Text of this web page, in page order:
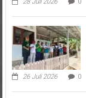
26 Juli 2026 0